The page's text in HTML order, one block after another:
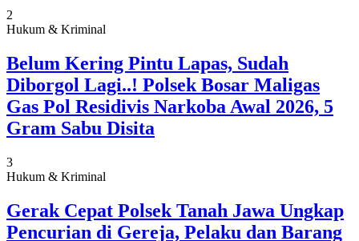
2
Hukum & Kriminal
Belum Kering Pintu Lapas, Sudah
Diborgol Lagi..! Polsek Bosar Maligas
Gas Pol Residivis Narkoba Awal 2026, 5
Gram Sabu Disita
3
Hukum & Kriminal
Gerak Cepat Polsek Tanah Jawa Ungkap
Pencurian di Gereja, Pelaku dan Barang